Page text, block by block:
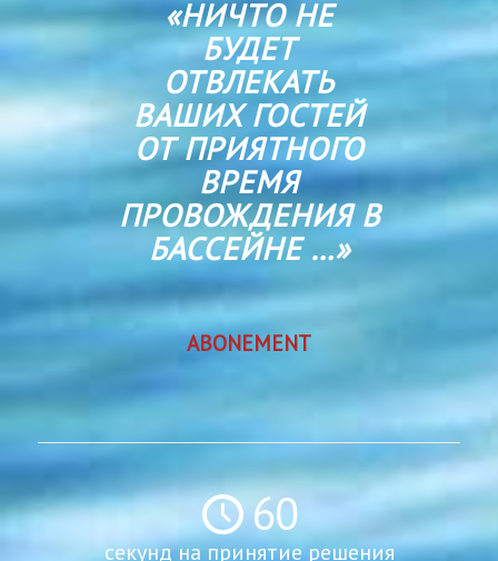
«НИЧТО НЕ
БУДЕТ
ОТВЛЕКАТЬ
ВАШИХ ГОСТЕЙ
ОТ ПРИЯТНОГО
ВРЕМЯ
ПРОВОЖДЕНИЯ В
БАССЕЙНЕ …»
ABONEMENT
60
секунд на принятие решения